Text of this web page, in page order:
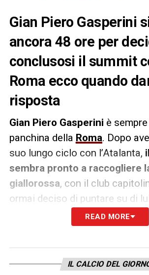
Gian Piero Gasperini
ancora 48 ore per
conclusosi il summit
Roma ecco quando
risposta
Gian Piero Gasperini è
panchina della Roma. Dopo
suo lungo ciclo con l’Atalanta,
sembra pronto a raccogliere
giallorossa, con il club
ormai deciso di puntare su di
inaugurare un nuovo corso.
Fabrizio Romani,un
, del direttore
READ MORE
IL CALCIO DEL